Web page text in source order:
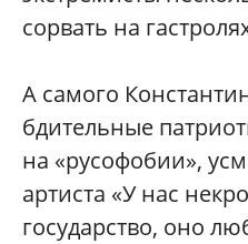
сорвать на
А самого
бдительные
на «русофобии»,
артиста «У нас
государство, оно